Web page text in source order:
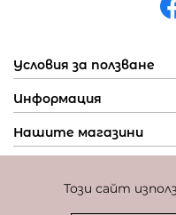
Този сайт
Условия за ползване
Информация
Нашите магазини